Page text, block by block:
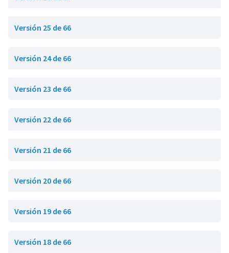
Versión 25 de 66
Versión 24 de 66
Versión 23 de 66
Versión 22 de 66
Versión 21 de 66
Versión 20 de 66
Versión 19 de 66
Versión 18 de 66